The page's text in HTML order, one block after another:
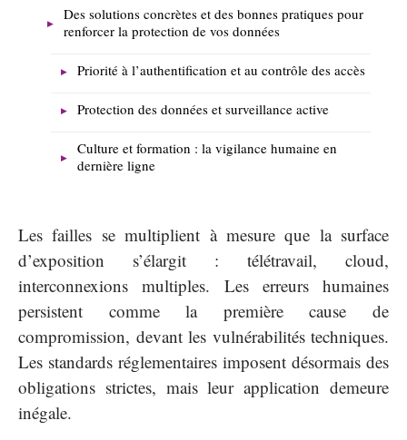
Des solutions concrètes et des bonnes pratiques pour
renforcer la protection de vos données
Priorité à l’authentification et au contrôle des accès
Protection des données et surveillance active
Culture et formation : la vigilance humaine en
dernière ligne
Les failles se multiplient à mesure que la surface
d’exposition s’élargit : télétravail, cloud,
interconnexions multiples. Les erreurs humaines
persistent comme la première cause de
compromission, devant les vulnérabilités techniques.
Les standards réglementaires imposent désormais des
obligations strictes, mais leur application demeure
inégale.